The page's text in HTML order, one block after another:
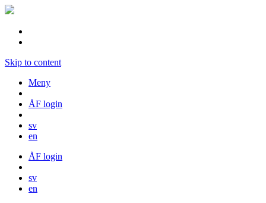
Skip to content
Meny
ÅF login
sv
en
ÅF login
sv
en